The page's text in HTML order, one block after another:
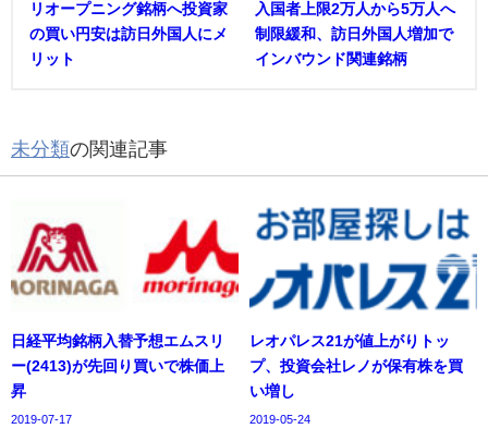
リオープニング銘柄へ投資家
の買い円安は訪日外国人にメ
リット
入国者上限2万人から5万人へ
制限緩和、訪日外国人増加で
インバウンド関連銘柄
未分類の関連記事
日経平均銘柄入替予想エムスリ
ー(2413)が先回り買いで株価上
昇
2019-07-17
レオパレス21が値上がりトッ
プ、投資会社レノが保有株を買
い増し
2019-05-24